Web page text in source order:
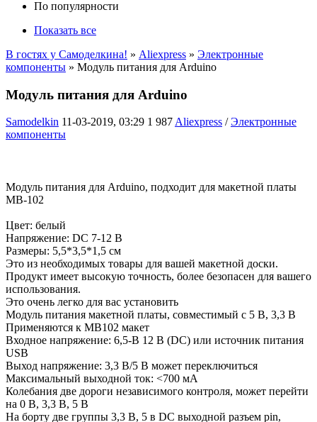
По популярности
Показать все
В гостях у Самоделкина! » Aliexpress » Электронные
компоненты » Модуль питания для Arduino
Модуль питания для Arduino
Samodelkin 11-03-2019, 03:29 1 987Aliexpress /Электронные
компоненты
Модуль питания для Arduino, подходит для макетной платы
MB-102
Цвет: белый
Напряжение: DC 7-12 В
Размеры: 5,5*3,5*1,5 см
Это из необходимых товары для вашей макетной доски.
Продукт имеет высокую точность, более безопасен для вашего
использования.
Это очень легко для вас установить
Модуль питания макетной платы, совместимый с 5 В, 3,3 В
Применяются к MB102 макет
Входное напряжение: 6,5-В 12 В (DC) или источник питания
USB
Выход напряжение: 3,3 В/5 В может переключиться
Максимальный выходной ток: <700 мА
Колебания две дороги независимого контроля, может перейти
на 0 В, 3,3 В, 5 В
На борту две группы 3,3 В, 5 в DC выходной разъем pin,